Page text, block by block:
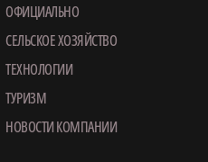
ОФИЦИАЛЬНО
СЕЛЬСКОЕ ХОЗЯЙСТВО
ТЕХНОЛОГИИ
ТУРИЗМ
НОВОСТИ КОМПАНИИ